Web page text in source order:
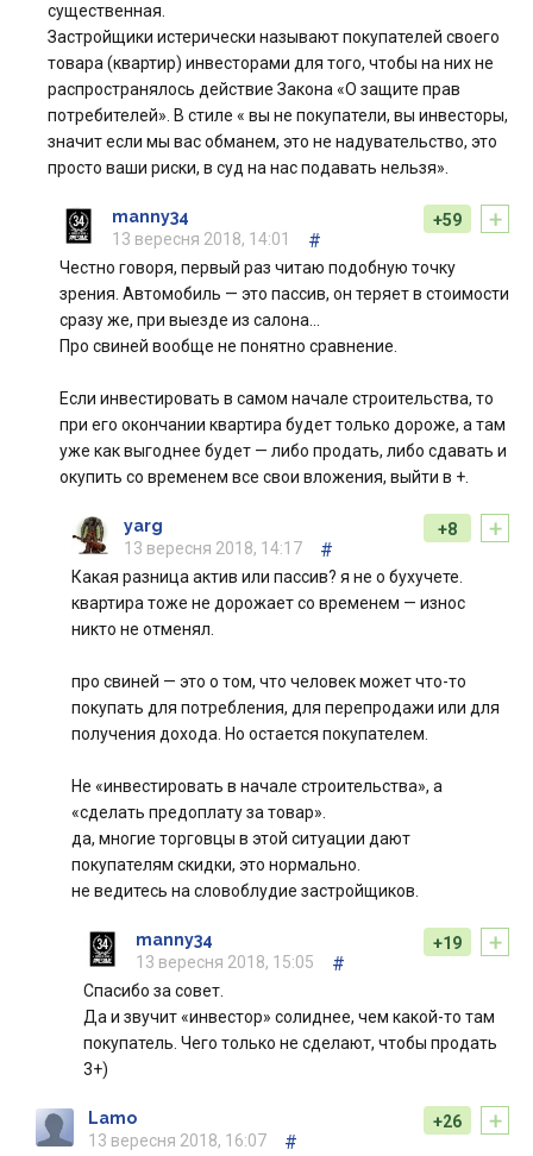
существенная.
Застройщики истерически называют покупателей своего
товара (квартир) инвесторами для того, чтобы на них не
распространялось действие Закона «О защите прав
потребителей». В стиле « вы не покупатели, вы инвесторы,
значит если мы вас обманем, это не надувательство, это
просто ваши риски, в суд на нас подавать нельзя».
+
+59
manny34
13 вересня 2018, 14:01
#
Честно говоря, первый раз читаю подобную точку
зрения. Автомобиль — это пассив, он теряет в стоимости
сразу же, при выезде из салона…
Про свиней вообще не понятно сравнение.
Если инвестировать в самом начале строительства, то
при его окончании квартира будет только дороже, а там
уже как выгоднее будет — либо продать, либо сдавать и
окупить со временем все свои вложения, выйти в +.
+
+8
yarg
13 вересня 2018, 14:17
#
Какая разница актив или пассив? я не о бухучете.
квартира тоже не дорожает со временем — износ
никто не отменял.
про свиней — это о том, что человек может что-то
покупать для потребления, для перепродажи или для
получения дохода. Но остается покупателем.
Не «инвестировать в начале строительства», а
«сделать предоплату за товар».
да, многие торговцы в этой ситуации дают
покупателям скидки, это нормально.
не ведитесь на словоблудие застройщиков.
+
+19
manny34
13 вересня 2018, 15:05
#
Спасибо за совет.
Да и звучит «инвестор» солиднее, чем какой-то там
покупатель. Чего только не сделают, чтобы продать
3+)
+
+26
Lamo
13 вересня 2018, 16:07
#